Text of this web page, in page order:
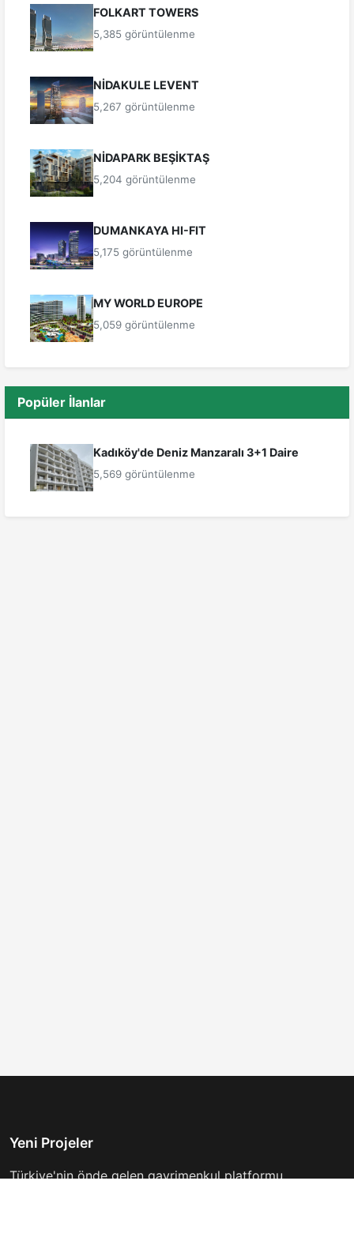
FOLKART TOWERS
5,385 görüntülenme
NİDAKULE LEVENT
5,267 görüntülenme
NİDAPARK BEŞİKTAŞ
5,204 görüntülenme
DUMANKAYA HI-FIT
5,175 görüntülenme
MY WORLD EUROPE
5,059 görüntülenme
Popüler İlanlar
Kadıköy'de Deniz Manzaralı 3+1 Daire
5,569 görüntülenme
Yeni Projeler
Türkiye'nin önde gelen gayrimenkul platformu.